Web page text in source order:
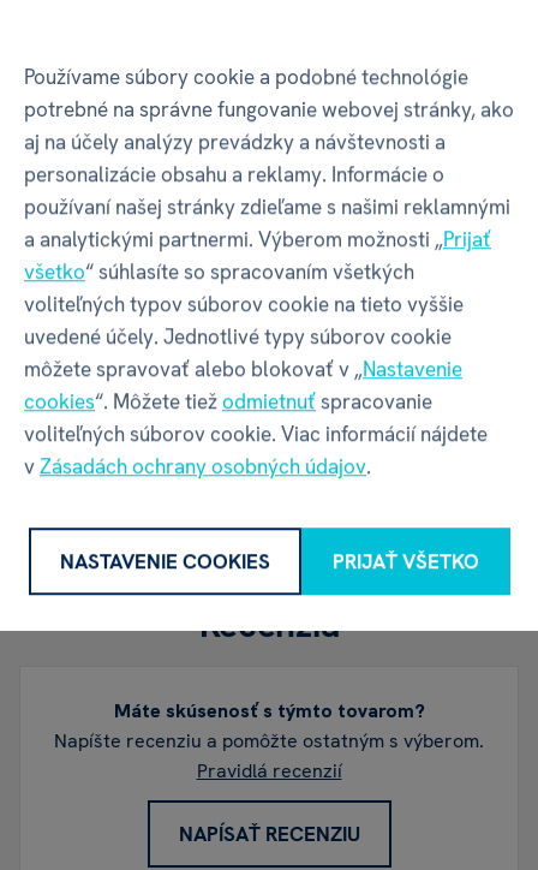
GPSR - Výrobca
Název ALBI s.r.o.
Adresa
Oravská ulica 8557/22 | Žilina |
01001 | Slovensko
Kontakt albi@albi.sk|+421908720000
Web www.albi.sk
Recenzia
Máte skúsenosť s týmto tovarom?
Napíšte recenziu a pomôžte ostatným s výberom.
Pravidlá recenzií
NAPÍSAŤ RECENZIU
Používame súbory cookie a podobné technológie
potrebné na správne fungovanie webovej stránky, ako
aj na účely analýzy prevádzky a návštevnosti a
personalizácie obsahu a reklamy. Informácie o
používaní našej stránky zdieľame s našimi reklamnými
a analytickými partnermi. Výberom možnosti „Prijať
všetko“ súhlasíte so spracovaním všetkých
voliteľných typov súborov cookie na tieto vyššie
uvedené účely. Jednotlivé typy súborov cookie
môžete spravovať alebo blokovať v „Nastavenie
cookies“. Môžete tiežodmietnuťspracovanie
voliteľných súborov cookie. Viac informácií nájdete
vZásadách ochrany osobných údajov.
NASTAVENIE COOKIES PRIJAŤ VŠETKO